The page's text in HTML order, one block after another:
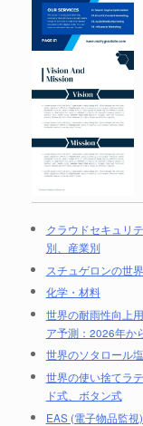
クラウドセキュリ
別、産業別
スチュゲロンの世
化学・材料
世界の耐雨性向上
ア予測：2026年か
世界のソタロール
世界の使い捨てラ
ド式、ボタン式
EAS (電子物品監